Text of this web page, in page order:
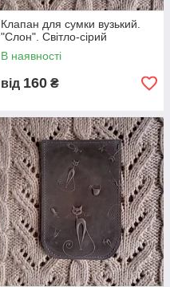
Клапан для сумки вузький.
"Слон". Світло-сірий
В наявності
від 160 ₴